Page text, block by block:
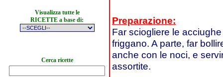
Visualizza tutte le
RICETTE a base di:
Cerca ricette
Preparazione:
Far sciogliere le
friggano. A parte, far
anche con le noci, e
assortite.